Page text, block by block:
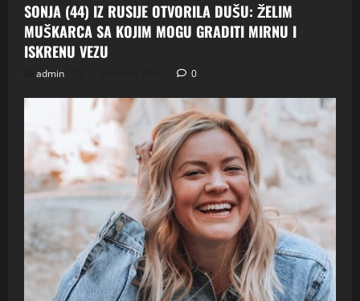
SONJA (44) IZ RUSIJE OTVORILA DUŠU: ŽELIM
MUŠKARCA SA KOJIM MOGU GRADITI MIRNU I
ISKRENU VEZU
admin 0